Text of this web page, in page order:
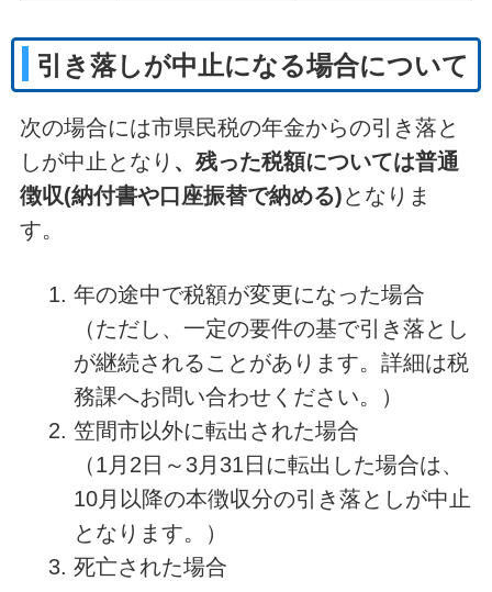
引き落しが中止になる場合について
次の場合には市県民税の年金からの引き落と
しが中止となり 、残った税額については普通
徴収(納付書や口座振替で納める)となりま
す。
年の途中で税額が変更になった場合
（ただし、一定の要件の基で引き落とし
が継続されることがあります。詳細は税
務課へお問い合わせください。）
笠間市以外に転出された場合
（1月2日～3月31日に転出した場合は、
10月以降の本徴収分の引き落としが中止
となります。）
死亡された場合